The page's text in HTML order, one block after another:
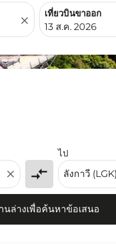
close
เที่ยวบินขาออก
fc-booking-
13 ส.ค. 2026
close compare_arrows
ไป
นล่างเพื่อค้นหาข้อเสนอ
างเพื่อค้นหาข้อเสนอ